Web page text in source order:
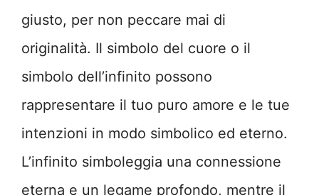
giusto, per non peccare mai di
originalità. Il simbolo del cuore o il
simbolo dell’infinito possono
rappresentare il tuo puro amore e le tue
intenzioni in modo simbolico ed eterno.
L’infinito simboleggia una connessione
eterna e un legame profondo, mentre il